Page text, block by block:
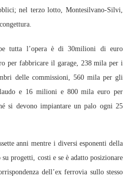
nel terzo lotto, Montesilvano-Silvi,
tutta l’opera è di 30milioni di euro
per fabbricare il garage, 238 mila per i
delle commissioni, 560 mila per gli
e 16 milioni e 800 mila euro per
si devono impiantare un palo ogni 25
anni mentre i diversi esponenti della
su progetti, costi e se è adatto posizionare
dell’ex ferrovia sullo stesso